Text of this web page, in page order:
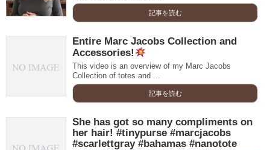
記事を読む
Entire Marc Jacobs Collection and
Accessories!
This video is an overview of my Marc Jacobs
Collection of totes and ...
記事を読む
She has got so many compliments on
her hair! #tinypurse #marcjacobs
#scarlettgray #bahamas #nanotote